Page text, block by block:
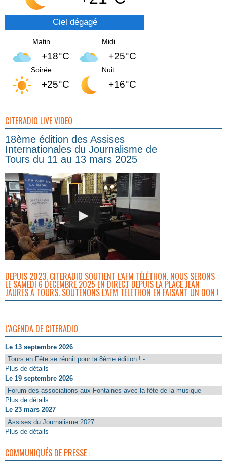
Ciel dégagé
Matin
+18°C
Midi
+25°C
Soirée
+25°C
Nuit
+16°C
CITERADIO LIVE VIDEO
18ème édition des Assises
Internationales du Journalisme de
Tours du 11 au 13 mars 2025
DEPUIS 2023, CITERADIO SOUTIENT L’AFM TÉLÉTHON. NOUS SERONS
LE SAMEDI 6 DÉCEMBRE 2025 EN DIRECT DEPUIS LA PLACE JEAN
JAURÈS À TOURS. SOUTENONS L’AFM TÉLÉTHON EN FAISANT UN DON !
L'AGENDA DE CITERADIO
Le 13 septembre 2026
Tours en Fête se réunit pour la 8ème édition ! -
Plus de détails
Le 19 septembre 2026
Forum des associations aux Fontaines avec la fête de la musique
Plus de détails
Le 23 mars 2027
Assises du Journalisme 2027
Plus de détails
COMMUNIQUÉS DE PRESSE :